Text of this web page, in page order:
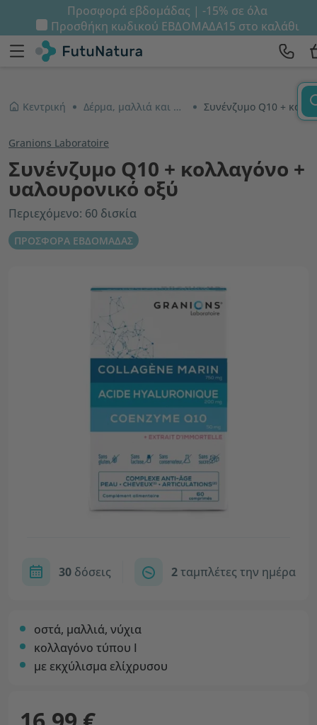
Προσφορά εβδομάδας | -15% σε όλα
Προσθήκη κωδικού ΕΒΔΟΜΑΔΑ15 στο καλάθι
Κεντρική Δέρμα, μαλλιά και νύχια
Granions Laboratoire
Συνένζυμο Q10 + κολλαγόνο +
υαλουρονικό οξύ
Περιεχόμενο: 60 δισκία
ΠΡΟΣΦΟΡΑ ΕΒΔΟΜΑΔΑΣ
30δόσεις 2ταμπλέτες την ημέρα
οστά, μαλλιά, νύχια
κολλαγόνο τύπου Ι
με εκχύλισμα ελίχρυσου